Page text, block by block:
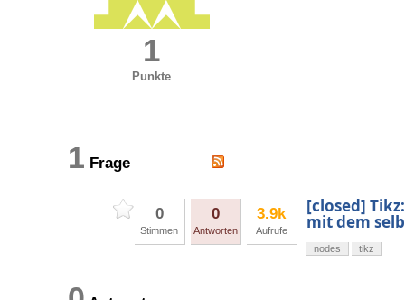
1
Punkte
1 Frage
0
Stimmen
0
Antworten
3.9k
Aufrufe
[closed]
mit dem
nodes tikz